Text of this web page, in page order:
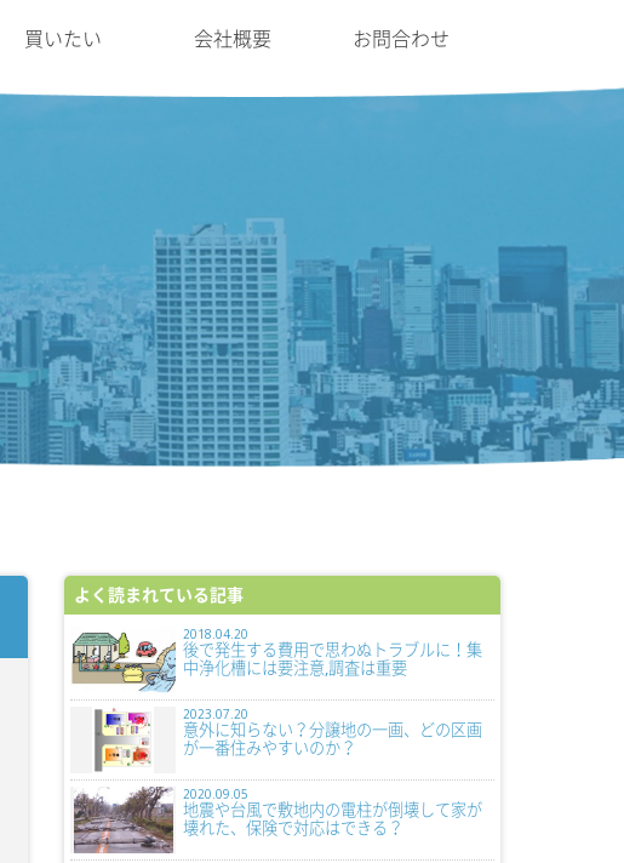
買いたい 会社概要 お問合わせ
よく読まれている記事
2018.04.20
後で発生する費用で思わぬトラブルに！集
中浄化槽には要注意,調査は重要
2023.07.20
意外に知らない？分譲地の一画、どの区画
が一番住みやすいのか？
2020.09.05
地震や台風で敷地内の電柱が倒壊して家が
壊れた、保険で対応はできる？